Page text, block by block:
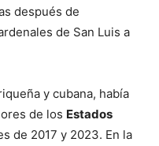
después de
de San Luis a
y cubana, había
de los Estados
de 2017 y 2023. En la